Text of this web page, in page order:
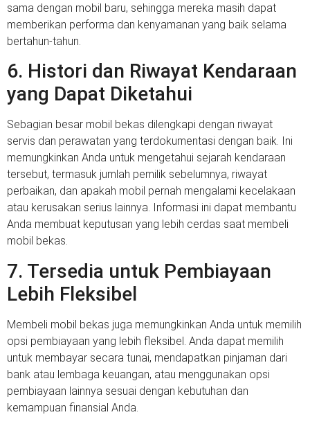
sama dengan mobil baru, sehingga mereka masih dapat
memberikan performa dan kenyamanan yang baik selama
bertahun-tahun.
6. Histori dan Riwayat Kendaraan
yang Dapat Diketahui
Sebagian besar mobil bekas dilengkapi dengan riwayat
servis dan perawatan yang terdokumentasi dengan baik. Ini
memungkinkan Anda untuk mengetahui sejarah kendaraan
tersebut, termasuk jumlah pemilik sebelumnya, riwayat
perbaikan, dan apakah mobil pernah mengalami kecelakaan
atau kerusakan serius lainnya. Informasi ini dapat membantu
Anda membuat keputusan yang lebih cerdas saat membeli
mobil bekas.
7. Tersedia untuk Pembiayaan
Lebih Fleksibel
Membeli mobil bekas juga memungkinkan Anda untuk memilih
opsi pembiayaan yang lebih fleksibel. Anda dapat memilih
untuk membayar secara tunai, mendapatkan pinjaman dari
bank atau lembaga keuangan, atau menggunakan opsi
pembiayaan lainnya sesuai dengan kebutuhan dan
kemampuan finansial Anda.